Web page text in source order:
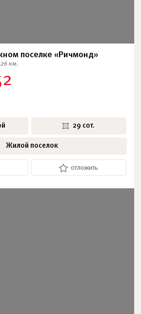
поселке «Ричмонд»
км.
29 сот.
Жилой поселок
отложить